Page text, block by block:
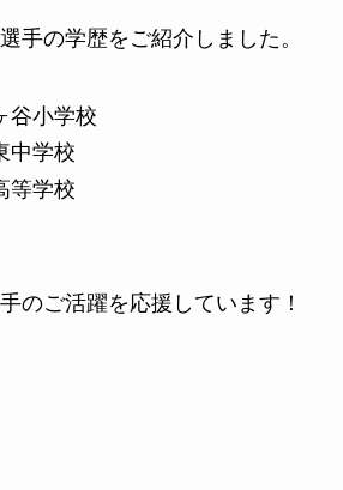
手の学歴をご紹介しました。
谷小学校
中学校
等学校
のご活躍を応援しています！